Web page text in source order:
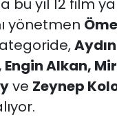
bu yıl 12 film
yönetmen
Engin Alkan,
ve Zeynep